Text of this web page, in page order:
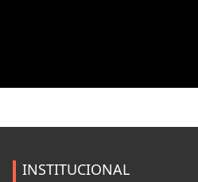
INSTITUCIONAL